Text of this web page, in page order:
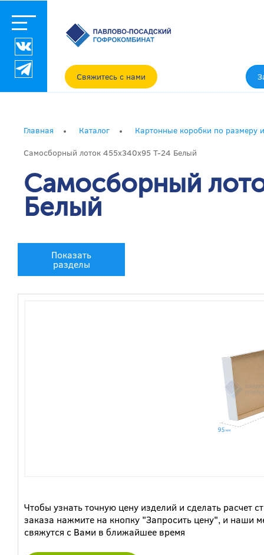
Свяжитесь с нами
Главная Каталог
Картонные коробки по размеру
Самосборный лоток 455x340x95 Т-24 Белый
Самосборный
Белый
Показать
разделы
Чтобы узнать точную цену изделий и сделать расчет
заказа нажмите на кнопку "Запросить цену", и наши
свяжутся с Вами в ближайшее время